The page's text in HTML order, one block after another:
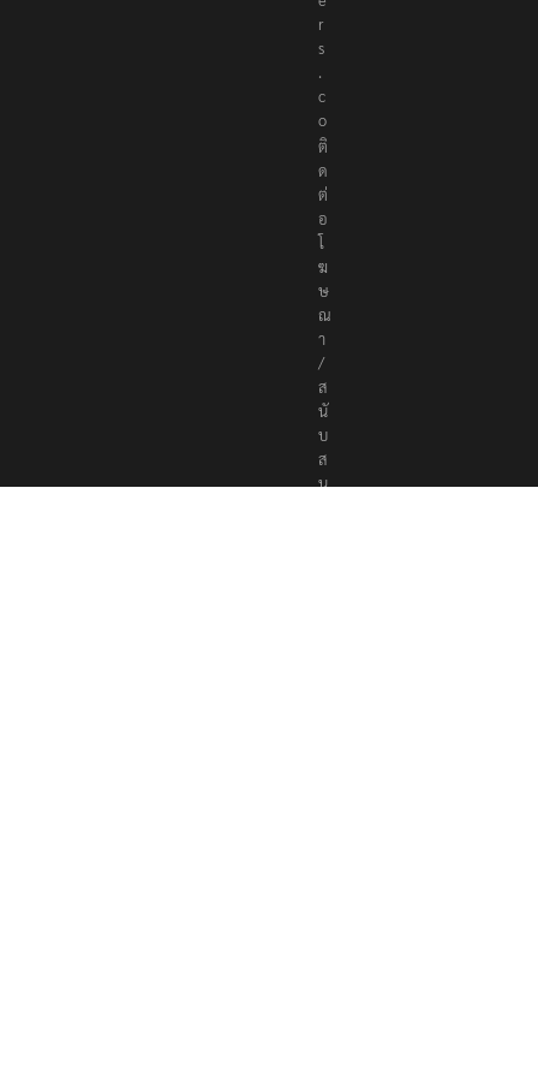
t
e
r
s
.
c
o
ติ
ด
ต่
อ
โ
ฆ
ษ
ณ
า
/
ส
นั
บ